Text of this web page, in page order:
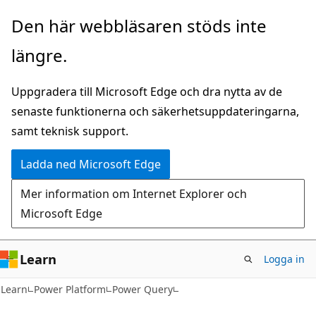
Hoppa
huvudinnehåll
Den här webbläsaren stöds inte
längre.
Uppgradera till Microsoft Edge och dra nytta av de
senaste funktionerna och säkerhetsuppdateringarna,
samt teknisk support.
Ladda ned Microsoft Edge
Mer information om Internet Explorer och
Microsoft Edge
Learn Logga in
Learn Power Platform Power Query